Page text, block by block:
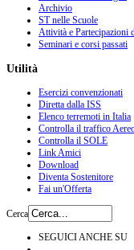
Archivio
ST nelle Scuole
Attività e Partecipazioni
Seminari e corsi passati
Utilità
Esercizi convenzionati
Diretta dalla ISS
Elenco terremoti in Italia
Controlla il traffico
Controlla il SOLE
Link Amici
Download
Diventa Sostenitore
Fai un'Offerta
Cerca
SEGUICI ANCHE SU